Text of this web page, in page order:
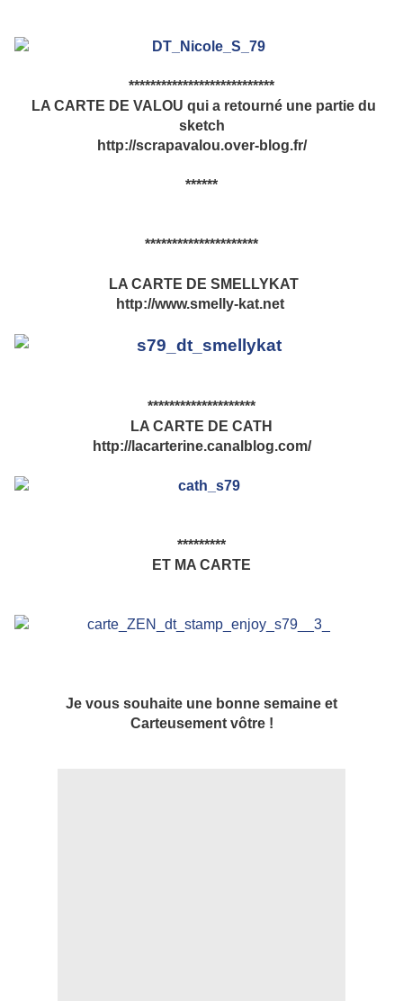
***************************
LA CARTE DE VALOU qui a retourné une partie du
sketch
http://scrapavalou.over-blog.fr/
******
*********************
LA CARTE DE SMELLYKAT
http://www.smelly-kat.net
********************
LA CARTE DE CATH
http://lacarterine.canalblog.com/
*********
ET MA CARTE
Je vous souhaite une bonne semaine et
Carteusement vôtre !